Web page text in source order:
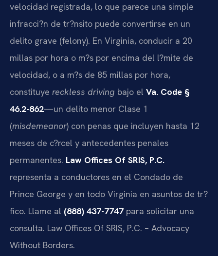
velocidad registrada, lo que parece una simple
infracci?n de tr?nsito puede convertirse en un
delito grave (felony). En Virginia, conducir a 20
millas por hora o m?s por encima del l?mite de
velocidad, o a m?s de 85 millas por hora,
constituye reckless driving bajo el Va. Code §
46.2-862—un delito menor Clase 1
(misdemeanor) con penas que incluyen hasta 12
meses de c?rcel y antecedentes penales
permanentes. Law Offices Of SRIS, P.C.
representa a conductores en el Condado de
Prince George y en todo Virginia en asuntos de tr?
fico. Llame al (888) 437-7747 para solicitar una
consulta. Law Offices Of SRIS, P.C. – Advocacy
Without Borders.